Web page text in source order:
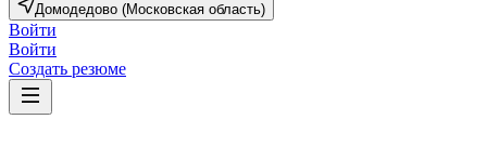
Домодедово (Московская область)
Войти
Войти
Создать резюме